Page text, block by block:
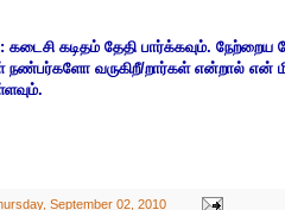
கடைசி கடிதம் தேதி பார்க்கவும்.
நண்பர்களோ வருகிறீ/றார்கள் என்றால் என்
September 02, 2010